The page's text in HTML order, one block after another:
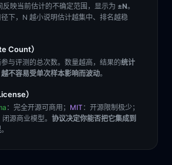
反映当前估计的不确定范围，显示为 ±N。
下，N 越小说明估计越集中、排名越稳
Count）
与评测的总次数。数量越高，结果的统计
不容易受单次样本影响而波动。
）
：完全开源可商用； MIT ：开源限制极少；
闭源商业模型。 协议决定你能否把它集成到
。